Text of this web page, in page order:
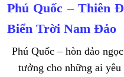
Phú Quốc – Thiên
Biển Trời Nam Đảo
Phú Quốc – hòn đảo
tưởng cho những ai